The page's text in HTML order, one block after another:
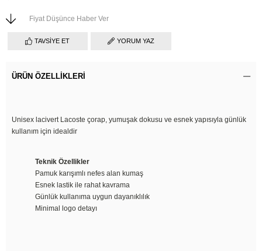
Fiyat Düşünce Haber Ver
TAVSIYE ET YORUM YAZ
ÜRÜN ÖZELLIKLERI
Unisex lacivert Lacoste çorap, yumuşak dokusu ve esnek yapısıyla günlük
kullanım için idealdir
Teknik Özellikler
Pamuk karışımlı nefes alan kumaş
Esnek lastik ile rahat kavrama
Günlük kullanıma uygun dayanıklılık
Minimal logo detayı